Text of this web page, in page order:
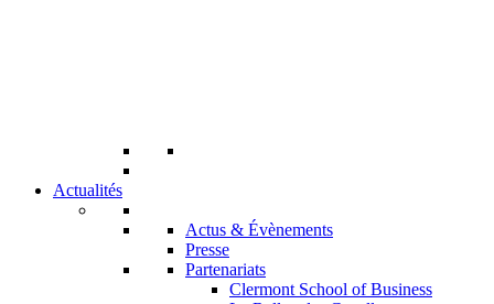
Actualités
Actus & Évènements
Presse
Partenariats
Clermont School of Business